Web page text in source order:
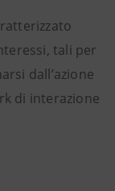
tali per
dall’azione
di interazione